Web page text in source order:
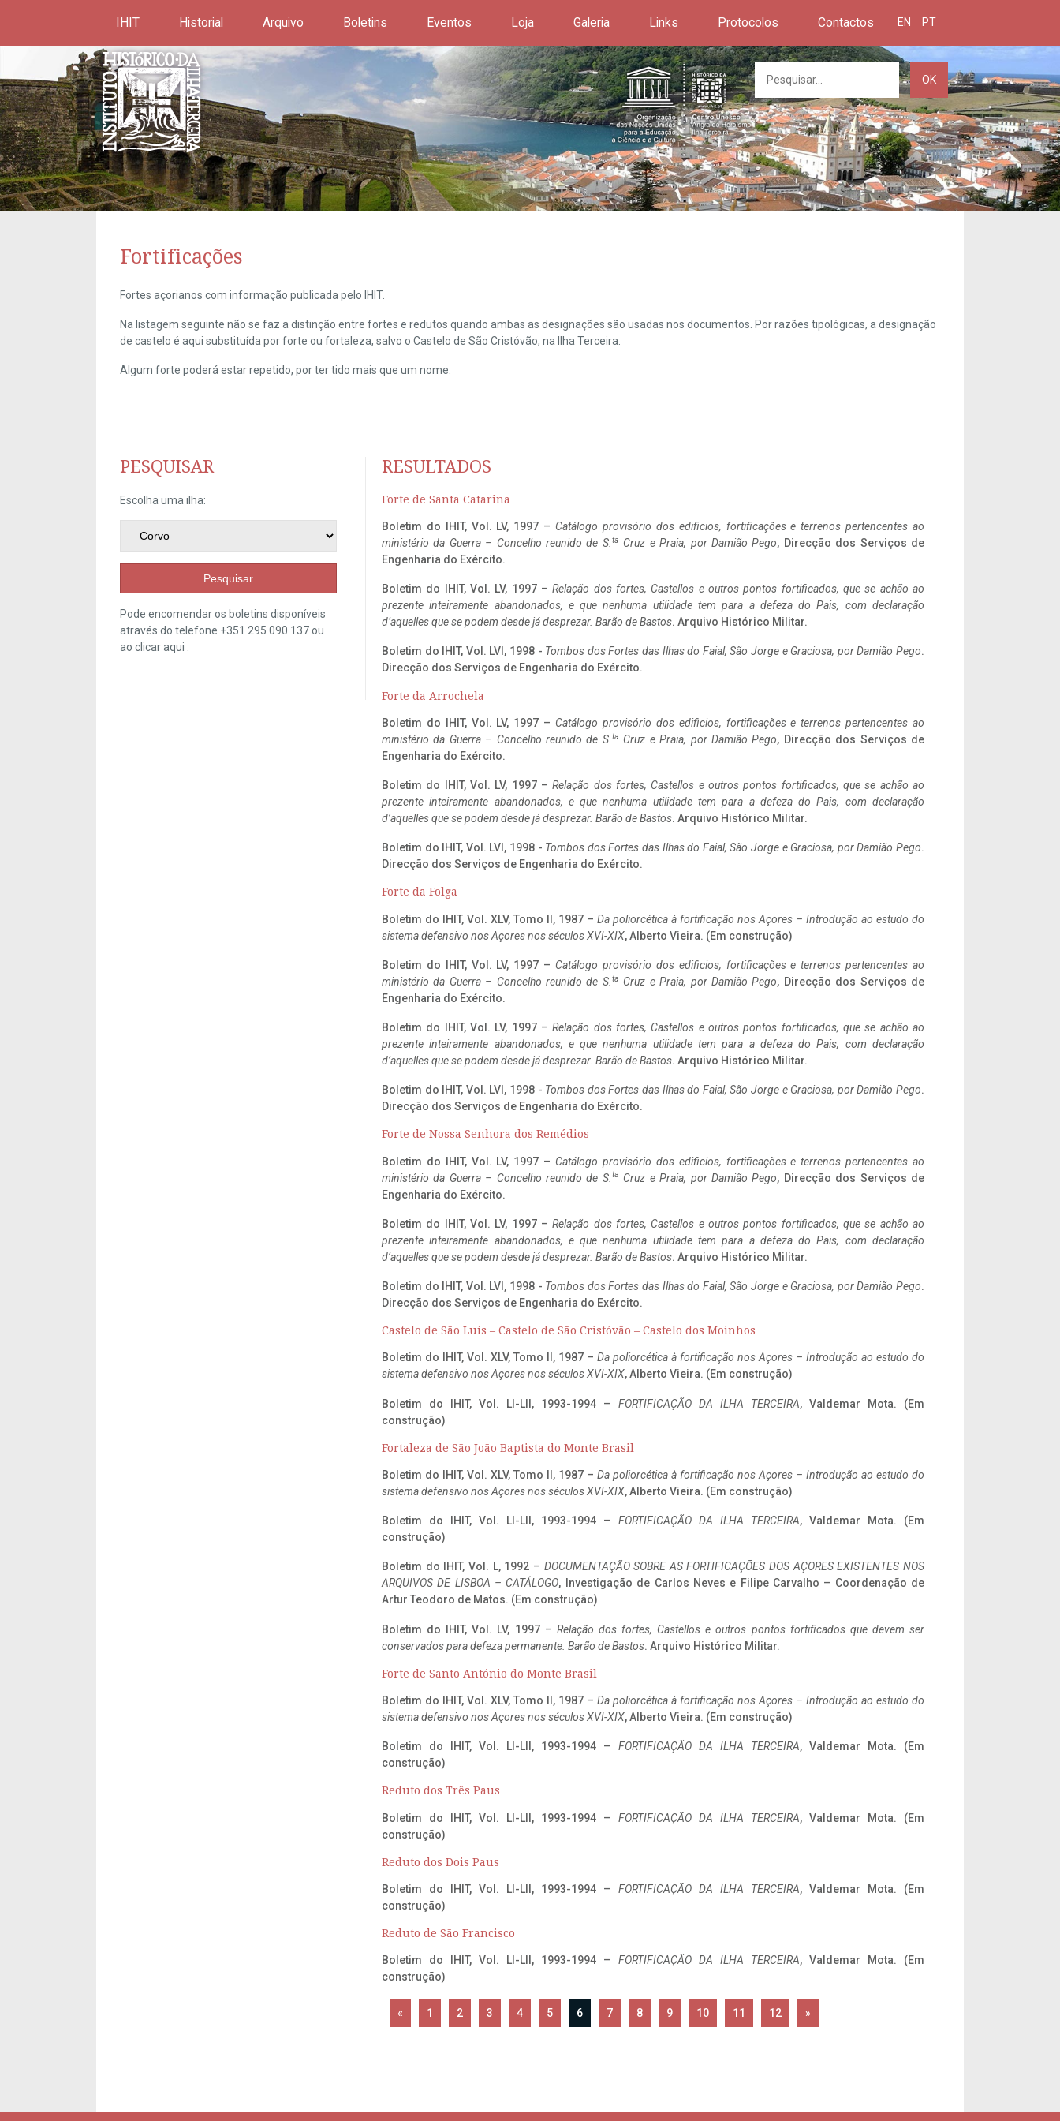
IHIT Historial Arquivo Boletins Eventos Loja Galeria Links Protocolos Contactos EN PT
OK
Fortificações
Fortes açorianos com informação publicada pelo IHIT.
Na listagem seguinte não se faz a distinção entre fortes e redutos quando ambas as designações são usadas nos documentos. Por razões tipológicas, a designação
de castelo é aqui substituída por forte ou fortaleza, salvo o Castelo de São Cristóvão, na Ilha Terceira.
Algum forte poderá estar repetido, por ter tido mais que um nome.
PESQUISAR
Escolha uma ilha:
Pesquisar
Pode encomendar os boletins disponíveis
através do telefone +351 295 090 137 ou
ao clicaraqui
RESULTADOS
Forte de Santa Catarina
Boletim do IHIT, Vol. LV, 1997 – Catálogo provisório dos edificios, fortificações e terrenos pertencentes ao
ministério da Guerra – Concelho reunido de S. ta Cruz e Praia, por Damião Pego, Direcção dos Serviços de
Engenharia do Exército.
Boletim do IHIT, Vol. LV, 1997 –Relação dos fortes, Castellos e outros pontos fortificados, que se achão ao
prezente inteiramente abandonados, e que nenhuma utilidade tem para a defeza do Pais, com declaração
d’aquelles que se podem desde já desprezar. Barão de Bastos. Arquivo Histórico Militar.
Boletim do IHIT, Vol. LVI, 1998 - Tombos dos Fortes das Ilhas do Faial, São Jorge e Graciosa, por Damião Pego.
Direcção dos Serviços de Engenharia do Exército.
Forte da Arrochela
Boletim do IHIT, Vol. LV, 1997 – Catálogo provisório dos edificios, fortificações e terrenos pertencentes ao
ministério da Guerra – Concelho reunido de S. ta Cruz e Praia, por Damião Pego, Direcção dos Serviços de
Engenharia do Exército.
Boletim do IHIT, Vol. LV, 1997 –Relação dos fortes, Castellos e outros pontos fortificados, que se achão ao
prezente inteiramente abandonados, e que nenhuma utilidade tem para a defeza do Pais, com declaração
d’aquelles que se podem desde já desprezar. Barão de Bastos. Arquivo Histórico Militar.
Boletim do IHIT, Vol. LVI, 1998 - Tombos dos Fortes das Ilhas do Faial, São Jorge e Graciosa, por Damião Pego.
Direcção dos Serviços de Engenharia do Exército.
Forte da Folga
Boletim do IHIT, Vol. XLV, Tomo II, 1987 – Da poliorcética à fortificação nos Açores – Introdução ao estudo do
sistema defensivo nos Açores nos séculos XVI-XIX, Alberto Vieira. (Em construção)
Boletim do IHIT, Vol. LV, 1997 – Catálogo provisório dos edificios, fortificações e terrenos pertencentes ao
ministério da Guerra – Concelho reunido de S. ta Cruz e Praia, por Damião Pego, Direcção dos Serviços de
Engenharia do Exército.
Boletim do IHIT, Vol. LV, 1997 –Relação dos fortes, Castellos e outros pontos fortificados, que se achão ao
prezente inteiramente abandonados, e que nenhuma utilidade tem para a defeza do Pais, com declaração
d’aquelles que se podem desde já desprezar. Barão de Bastos. Arquivo Histórico Militar.
Boletim do IHIT, Vol. LVI, 1998 - Tombos dos Fortes das Ilhas do Faial, São Jorge e Graciosa, por Damião Pego.
Direcção dos Serviços de Engenharia do Exército.
Forte de Nossa Senhora dos Remédios
Boletim do IHIT, Vol. LV, 1997 – Catálogo provisório dos edificios, fortificações e terrenos pertencentes ao
ministério da Guerra – Concelho reunido de S. ta Cruz e Praia, por Damião Pego, Direcção dos Serviços de
Engenharia do Exército.
Boletim do IHIT, Vol. LV, 1997 –Relação dos fortes, Castellos e outros pontos fortificados, que se achão ao
prezente inteiramente abandonados, e que nenhuma utilidade tem para a defeza do Pais, com declaração
d’aquelles que se podem desde já desprezar. Barão de Bastos. Arquivo Histórico Militar.
Boletim do IHIT, Vol. LVI, 1998 - Tombos dos Fortes das Ilhas do Faial, São Jorge e Graciosa, por Damião Pego.
Direcção dos Serviços de Engenharia do Exército.
Castelo de São Luís – Castelo de São Cristóvão – Castelo dos Moinhos
Boletim do IHIT, Vol. XLV, Tomo II, 1987 – Da poliorcética à fortificação nos Açores – Introdução ao estudo do
sistema defensivo nos Açores nos séculos XVI-XIX, Alberto Vieira. (Em construção)
Boletim do IHIT, Vol. LI-LII, 1993-1994 – FORTIFICAÇÃO DA ILHA TERCEIRA, Valdemar Mota. (Em
construção)
Fortaleza de São João Baptista do Monte Brasil
Boletim do IHIT, Vol. XLV, Tomo II, 1987 – Da poliorcética à fortificação nos Açores – Introdução ao estudo do
sistema defensivo nos Açores nos séculos XVI-XIX, Alberto Vieira. (Em construção)
Boletim do IHIT, Vol. LI-LII, 1993-1994 – FORTIFICAÇÃO DA ILHA TERCEIRA, Valdemar Mota. (Em
construção)
Boletim do IHIT, Vol. L, 1992 – DOCUMENTAÇÃO SOBRE AS FORTIFICAÇÕES DOS AÇORES EXISTENTES NOS
ARQUIVOS DE LISBOA – CATÁLOGO, Investigação de Carlos Neves e Filipe Carvalho – Coordenação de
Artur Teodoro de Matos. (Em construção)
Boletim do IHIT, Vol. LV, 1997 – Relação dos fortes, Castellos e outros pontos fortificados que devem ser
conservados para defeza permanente. Barão de Bastos. Arquivo Histórico Militar.
Forte de Santo António do Monte Brasil
Boletim do IHIT, Vol. XLV, Tomo II, 1987 – Da poliorcética à fortificação nos Açores – Introdução ao estudo do
sistema defensivo nos Açores nos séculos XVI-XIX, Alberto Vieira. (Em construção)
Boletim do IHIT, Vol. LI-LII, 1993-1994 – FORTIFICAÇÃO DA ILHA TERCEIRA, Valdemar Mota. (Em
construção)
Reduto dos Três Paus
Boletim do IHIT, Vol. LI-LII, 1993-1994 – FORTIFICAÇÃO DA ILHA TERCEIRA, Valdemar Mota. (Em
construção)
Reduto dos Dois Paus
Boletim do IHIT, Vol. LI-LII, 1993-1994 – FORTIFICAÇÃO DA ILHA TERCEIRA, Valdemar Mota. (Em
construção)
Reduto de São Francisco
Boletim do IHIT, Vol. LI-LII, 1993-1994 – FORTIFICAÇÃO DA ILHA TERCEIRA, Valdemar Mota. (Em
construção)
« 1 2 3 4 5 6 7 8 9 10 11 12 »